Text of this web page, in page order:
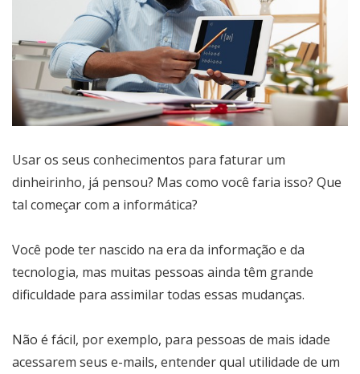
Usar os seus conhecimentos para faturar um
dinheirinho, já pensou? Mas como você faria isso? Que
tal começar com a informática?
Você pode ter nascido na era da informação e da
tecnologia, mas muitas pessoas ainda têm grande
dificuldade para assimilar todas essas mudanças.
Não é fácil, por exemplo, para pessoas de mais idade
acessarem seus e-mails, entender qual utilidade de um